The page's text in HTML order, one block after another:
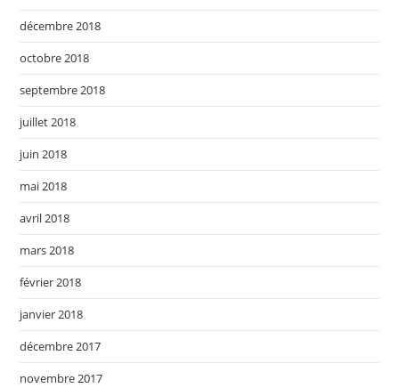
décembre 2018
octobre 2018
septembre 2018
juillet 2018
juin 2018
mai 2018
avril 2018
mars 2018
février 2018
janvier 2018
décembre 2017
novembre 2017